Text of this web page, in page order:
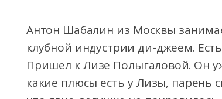
Антон Шабалин из Москвы
клубной индустрии ди-джеем.
Пришел к Лизе Полыгаловой. Он
какие плюсы есть у Лизы, парень